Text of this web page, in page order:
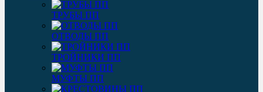
ТРУБЫ ПП
ОТВОДЫ ПП
ТРОЙНИКИ ПП
МУФТЫ ПП